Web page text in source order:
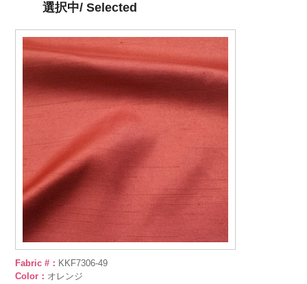
選択中/ Selected
Fabric #： KKF7306-49
Color： オレンジ